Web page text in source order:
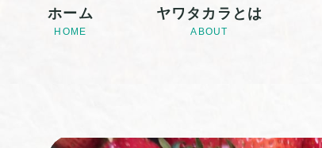
ホーム
HOME
ヤワタカラとは
ABOUT